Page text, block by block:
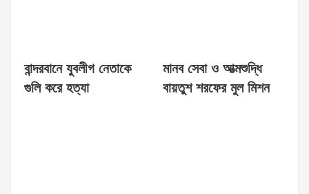
বান্দরবানে যুবলীগ নেতাকে
গুলি করে হত্যা
মানব সেবা ও আত্মশুদ্ধি
বায়তুশ শরফের মুল মিশন